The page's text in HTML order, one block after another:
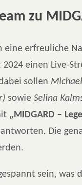
zu
eine erfreuliche
2024 einen Live-
sollen
sowie Selina
„MIDGARD –
Die
sein, was